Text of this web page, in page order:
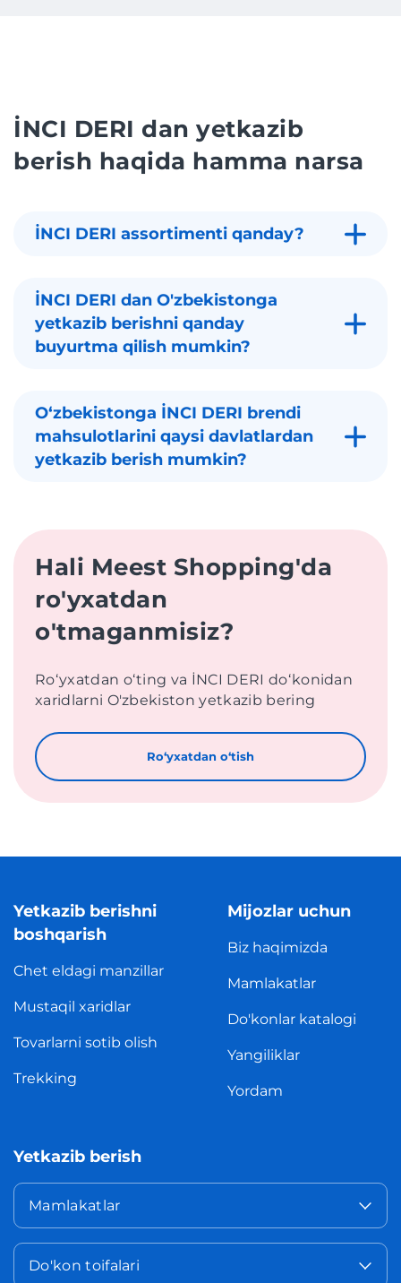
İNCI DERI dan yetkazib
berish haqida hamma narsa
İNCI DERI assortimenti qanday?
İNCI DERI dan O'zbekistonga
yetkazib berishni qanday
buyurtma qilish mumkin?
Oʻzbekistonga İNCI DERI brendi
mahsulotlarini qaysi davlatlardan
yetkazib berish mumkin?
Hali Meest Shopping'da
ro'yxatdan
o'tmaganmisiz?
Roʻyxatdan oʻting va İNCI DERI doʻkonidan
xaridlarni O'zbekiston yetkazib bering
Roʻyxatdan oʻtish
Yetkazib berishni
boshqarish
Chet eldagi manzillar
Mustaqil xaridlar
Tovarlarni sotib olish
Trekking
Mijozlar uchun
Biz haqimizda
Mamlakatlar
Do'konlar katalogi
Yangiliklar
Yordam
Yetkazib berish
Mamlakatlar
Do'kon toifalari